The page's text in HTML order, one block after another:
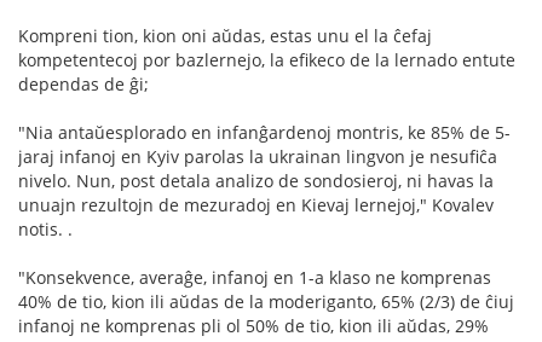
Kompreni tion, kion oni aŭdas, estas unu el la ĉefaj
kompetentecoj por bazlernejo, la efikeco de la lernado entute
dependas de ĝi;
"Nia antaŭesplorado en infanĝardenoj montris, ke 85% de 5-
jaraj infanoj en Kyiv parolas la ukrainan lingvon je nesufiĉa
nivelo. Nun, post detala analizo de sondosieroj, ni havas la
unuajn rezultojn de mezuradoj en Kievaj lernejoj," Kovalev
notis. .
"Konsekvence, averaĝe, infanoj en 1-a klaso ne komprenas
40% de tio, kion ili aŭdas de la moderiganto, 65% (2/3) de ĉiuj
infanoj ne komprenas pli ol 50% de tio, kion ili aŭdas, 29%